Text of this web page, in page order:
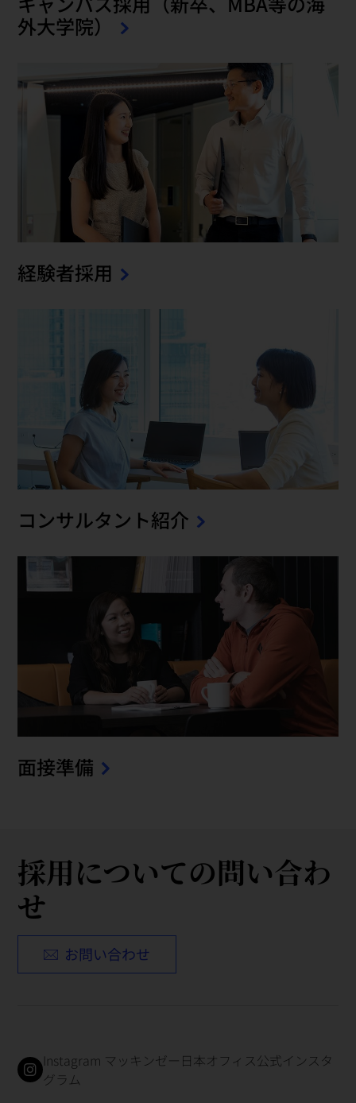
外大学院）
経験者採用
コンサルタント紹介
面接準備
採用についての問い合わ
せ
お問い合わせ
Instagram マッキンゼー日本オフィス公式インスタ
グラム